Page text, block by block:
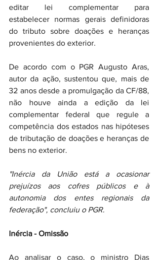
editar lei complementar para
estabelecer normas gerais definidoras
do tributo sobre doações e heranças
provenientes do exterior.
De acordo com o PGR Augusto Aras,
autor da ação, sustentou que, mais de
32 anos desde a promulgação da CF/88,
não houve ainda a edição da lei
complementar federal que regule a
competência dos estados nas hipóteses
de tributação de doações e heranças de
bens no exterior.
"Inércia da União está a ocasionar
prejuízos aos cofres públicos e à
autonomia dos entes regionais da
federação", concluiu o PGR.
Inércia - Omissão
Ao analisar o caso, o ministro Dias